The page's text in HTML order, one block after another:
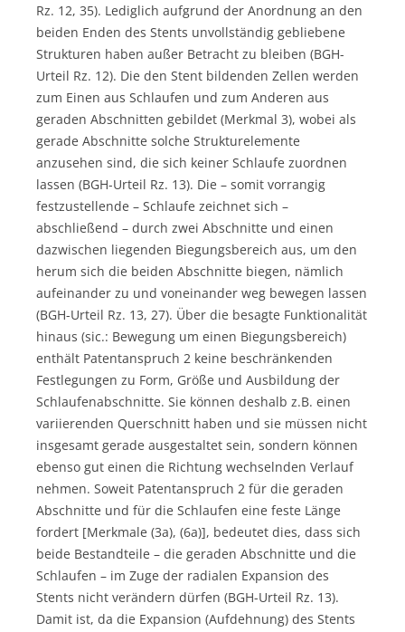
Rz. 12, 35). Lediglich aufgrund der Anordnung an den
beiden Enden des Stents unvollständig gebliebene
Strukturen haben außer Betracht zu bleiben (BGH-
Urteil Rz. 12). Die den Stent bildenden Zellen werden
zum Einen aus Schlaufen und zum Anderen aus
geraden Abschnitten gebildet (Merkmal 3), wobei als
gerade Abschnitte solche Strukturelemente
anzusehen sind, die sich keiner Schlaufe zuordnen
lassen (BGH-Urteil Rz. 13). Die – somit vorrangig
festzustellende – Schlaufe zeichnet sich –
abschließend – durch zwei Abschnitte und einen
dazwischen liegenden Biegungsbereich aus, um den
herum sich die beiden Abschnitte biegen, nämlich
aufeinander zu und voneinander weg bewegen lassen
(BGH-Urteil Rz. 13, 27). Über die besagte Funktionalität
hinaus (sic.: Bewegung um einen Biegungsbereich)
enthält Patentanspruch 2 keine beschränkenden
Festlegungen zu Form, Größe und Ausbildung der
Schlaufenabschnitte. Sie können deshalb z.B. einen
variierenden Querschnitt haben und sie müssen nicht
insgesamt gerade ausgestaltet sein, sondern können
ebenso gut einen die Richtung wechselnden Verlauf
nehmen. Soweit Patentanspruch 2 für die geraden
Abschnitte und für die Schlaufen eine feste Länge
fordert [Merkmale (3a), (6a)], bedeutet dies, dass sich
beide Bestandteile – die geraden Abschnitte und die
Schlaufen – im Zuge der radialen Expansion des
Stents nicht verändern dürfen (BGH-Urteil Rz. 13).
Damit ist, da die Expansion (Aufdehnung) des Stents